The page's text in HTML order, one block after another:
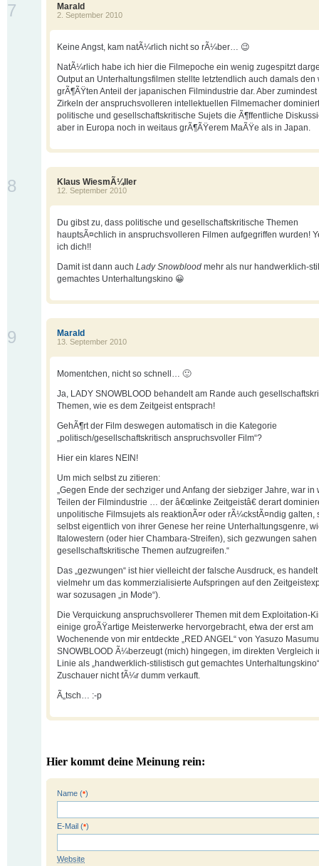
Marald
2. September 2010
7
Keine Angst, kam natÃ¼rlich nicht so rÃ¼ber… 😉
NatÃ¼rlich habe ich hier die Filmepoche ein wenig zugespitzt
Output an Unterhaltungsfilmen stellte letztendlich auch damals den
grÃ¶ÃŸten Anteil der japanischen Filmindustrie dar. Aber
Zirkeln der anspruchsvolleren intellektuellen Filmemacher
politische und gesellschaftskritische Sujets die Ã¶ffentliche
aber in Europa noch in weitaus grÃ¶ÃŸerem MaÃŸe als in Japan.
Klaus WiesmÃ¼ller
12. September 2010
8
Du gibst zu, dass politische und gesellschaftskritische Themen
hauptsÃ¤chlich in anspruchsvolleren Filmen aufgegriffen wurden!
ich dich!!
Damit ist dann auch Lady Snowblood mehr als nur handwerklich-
gemachtes Unterhaltungskino 😀
Marald
13. September 2010
9
Momentchen, nicht so schnell… 🙂
Ja, LADY SNOWBLOOD behandelt am Rande auch
Themen, wie es dem Zeitgeist entsprach!
GehÃ¶rt der Film deswegen automatisch in die Kategorie
„politisch/gesellschaftskritisch anspruchsvoller Film“?
Hier ein klares NEIN!
Um mich selbst zu zitieren:
„Gegen Ende der sechziger und Anfang der siebziger Jahre, war in
Teilen der Filmindustrie … der â€œlinke Zeitgeistâ€ derart
unpolitische Filmsujets als reaktionÃ¤r oder rÃ¼ckstÃ¤ndig galten,
selbst eigentlich von ihrer Genese her reine Unterhaltungsgenre,
Italowestern (oder hier Chambara-Streifen), sich gezwungen sahen
gesellschaftskritische Themen aufzugreifen.“
Das „gezwungen“ ist hier vielleicht der falsche Ausdruck, es
vielmehr um das kommerzialisierte Aufspringen auf den
war sozusagen „in Mode“).
Die Verquickung anspruchsvollerer Themen mit dem Exploitation-
einige groÃŸartige Meisterwerke hervorgebracht, etwa der erst am
Wochenende von mir entdeckte „RED ANGEL“ von Yasuzo
SNOWBLOOD Ã¼berzeugt (mich) hingegen, im direkten Vergleich
Linie als „handwerklich-stilistisch gut gemachtes
Zuschauer nicht fÃ¼r dumm verkauft.
Ã„tsch… :-p
Hier kommt deine Meinung rein:
Name (*)
E-Mail (*)
Website